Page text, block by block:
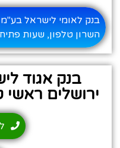
בנק לאומי לישראל בע"מ
השרון טלפון, שעות
בנק אגוד
ירושלים ראשי